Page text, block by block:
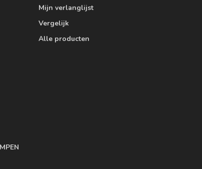
Mijn verlanglijst
Vergelijk
Alle producten